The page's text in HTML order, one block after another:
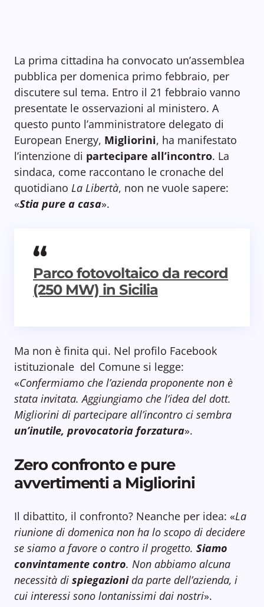
La prima cittadina ha convocato un’assemblea
pubblica per domenica primo febbraio, per
discutere sul tema. Entro il 21 febbraio vanno
presentate le osservazioni al ministero. A
questo punto l’amministratore delegato di
European Energy, Migliorini, ha manifestato
l’intenzione di partecipare all’incontro. La
sindaca, come raccontano le cronache del
quotidiano La Libertà, non ne vuole sapere:
«Stia pure a casa».
Parco fotovoltaico da record
(250 MW) in Sicilia
Ma non è finita qui. Nel profilo Facebook
istituzionale del Comune si legge:
«Confermiamo che l’azienda proponente non è
stata invitata. Aggiungiamo che l’idea del dott.
Migliorini di partecipare all’incontro ci sembra
un’inutile, provocatoria forzatura».
Zero confronto e pure
avvertimenti a Migliorini
Il dibattito, il confronto? Neanche per idea: «La
riunione di domenica non ha lo scopo di decidere
se siamo a favore o contro il progetto. Siamo
convintamente contro. Non abbiamo alcuna
necessità di spiegazionida parte dell’azienda, i
cui interessi sono lontanissimi dai nostri».